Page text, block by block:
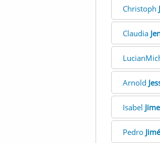
Christoph
Claudia
Arnold
Isabel
Pedro